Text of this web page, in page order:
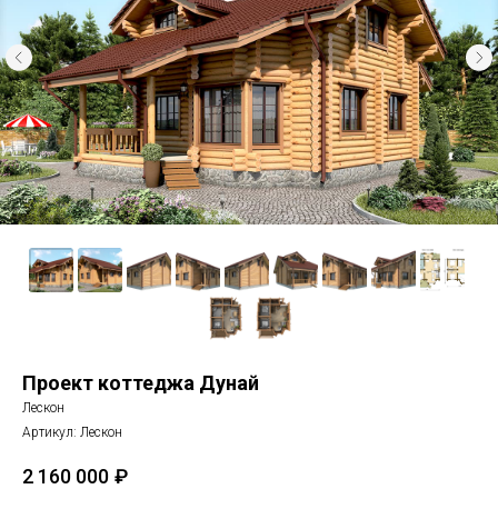
Проект коттеджа Дунай
Лескон
Артикул: Лескон
2 160 000 ₽